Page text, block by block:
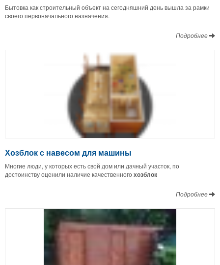
Бытовка как строительный объект на сегодняшний день вышла за рамки
своего первоначального назначения.
Подробнее
Хозблок с навесом для машины
Многие люди, у которых есть свой дом или дачный участок, по
достоинству оценили наличие качественногохозблок
Подробнее